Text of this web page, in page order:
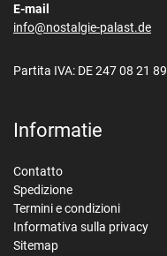
E-mail
info@nostalgie-palast.de
Partita IVA: DE 247 08 21 89
Informatie
Contatto
Spedizione
Termini e condizioni
Informativa sulla privacy
Sitemap